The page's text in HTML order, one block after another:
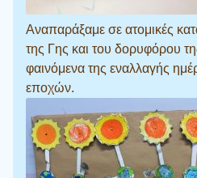
Αναπαράξαμε σε ατομικές
της Γης και του δορυφόρου
φαινόμενα της εναλλαγής
εποχών.